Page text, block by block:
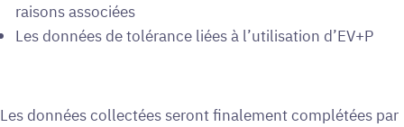
raisons associées
Les données de tolérance liées à l’utilisation d’EV+P
Les données collectées seront finalement complétées par